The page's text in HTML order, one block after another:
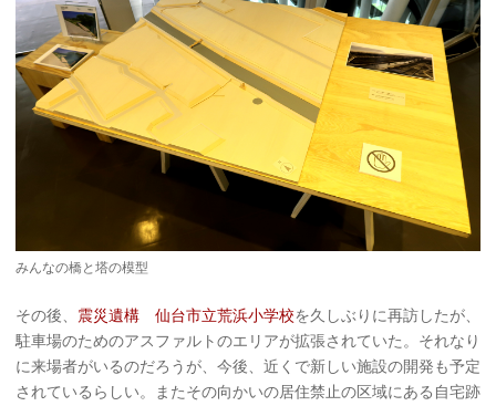
みんなの橋と塔の模型
その後、 震災遺構 仙台市立荒浜小学校を久しぶりに再訪したが、
駐車場のためのアスファルトのエリアが拡張されていた。それなり
に来場者がいるのだろうが、今後、近くで新しい施設の開発も予定
されているらしい。またその向かいの居住禁止の区域にある自宅跡